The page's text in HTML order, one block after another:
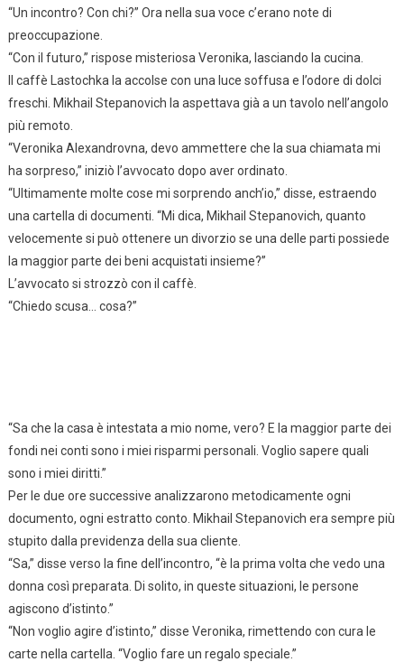
“Un incontro? Con chi?” Ora nella sua voce c’erano note di
preoccupazione.
“Con il futuro,” rispose misteriosa Veronika, lasciando la cucina.
Il caffè Lastochka la accolse con una luce soffusa e l’odore di dolci
freschi. Mikhail Stepanovich la aspettava già a un tavolo nell’angolo
più remoto.
“Veronika Alexandrovna, devo ammettere che la sua chiamata mi
ha sorpreso,” iniziò l’avvocato dopo aver ordinato.
“Ultimamente molte cose mi sorprendo anch’io,” disse, estraendo
una cartella di documenti. “Mi dica, Mikhail Stepanovich, quanto
velocemente si può ottenere un divorzio se una delle parti possiede
la maggior parte dei beni acquistati insieme?”
L’avvocato si strozzò con il caffè.
“Chiedo scusa… cosa?”
“Sa che la casa è intestata a mio nome, vero? E la maggior parte dei
fondi nei conti sono i miei risparmi personali. Voglio sapere quali
sono i miei diritti.”
Per le due ore successive analizzarono metodicamente ogni
documento, ogni estratto conto. Mikhail Stepanovich era sempre più
stupito dalla previdenza della sua cliente.
“Sa,” disse verso la fine dell’incontro, “è la prima volta che vedo una
donna così preparata. Di solito, in queste situazioni, le persone
agiscono d’istinto.”
“Non voglio agire d’istinto,” disse Veronika, rimettendo con cura le
carte nella cartella. “Voglio fare un regalo speciale.”